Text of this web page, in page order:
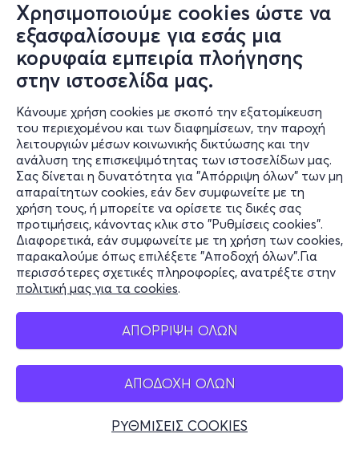
Χρησιμοποιούμε cookies ώστε να
εξασφαλίσουμε για εσάς μια
κορυφαία εμπειρία πλοήγησης
στην ιστοσελίδα μας.
Κάνουμε χρήση cookies με σκοπό την εξατομίκευση
του περιεχομένου και των διαφημίσεων, την παροχή
λειτουργιών μέσων κοινωνικής δικτύωσης και την
ανάλυση της επισκεψιμότητας των ιστοσελίδων μας.
Σας δίνεται η δυνατότητα για "Απόρριψη όλων" των μη
απαραίτητων cookies, εάν δεν συμφωνείτε με τη
χρήση τους, ή μπορείτε να ορίσετε τις δικές σας
προτιμήσεις, κάνοντας κλικ στο "Ρυθμίσεις cookies".
Διαφορετικά, εάν συμφωνείτε με τη χρήση των cookies,
παρακαλούμε όπως επιλέξετε "Αποδοχή όλων".Για
περισσότερες σχετικές πληροφορίες, ανατρέξτε στην
πολιτική μας για τα cookies.
ΑΠΟΡΡΙΨΗ ΟΛΩΝ
ΑΠΟΔΟΧΗ ΟΛΩΝ
ΡΥΘΜΙΣΕΙΣ COOKIES
Δείτε online
Εισιτήρια